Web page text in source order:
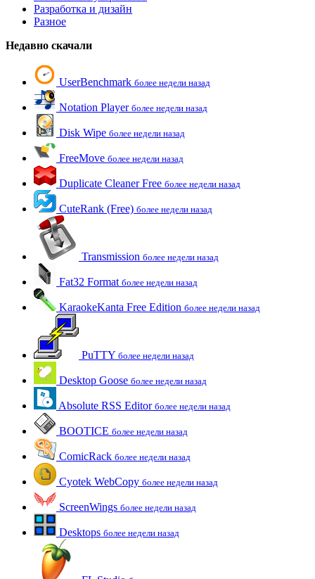
Разработка и дизайн
Разное
Недавно скачали
UserBenchmark более недели назад
Notation Player более недели назад
Disk Wipe более недели назад
FreeMove более недели назад
Duplicate Cleaner Free более недели назад
CuteRank (Free) более недели назад
Transmission более недели назад
Fat32 Format более недели назад
KaraokeKanta Free Edition более недели назад
PuTTY более недели назад
Desktop Goose более недели назад
Absolute RSS Editor более недели назад
BOOTICE более недели назад
ComicRack более недели назад
Cyotek WebCopy более недели назад
ScreenWings более недели назад
Desktops более недели назад